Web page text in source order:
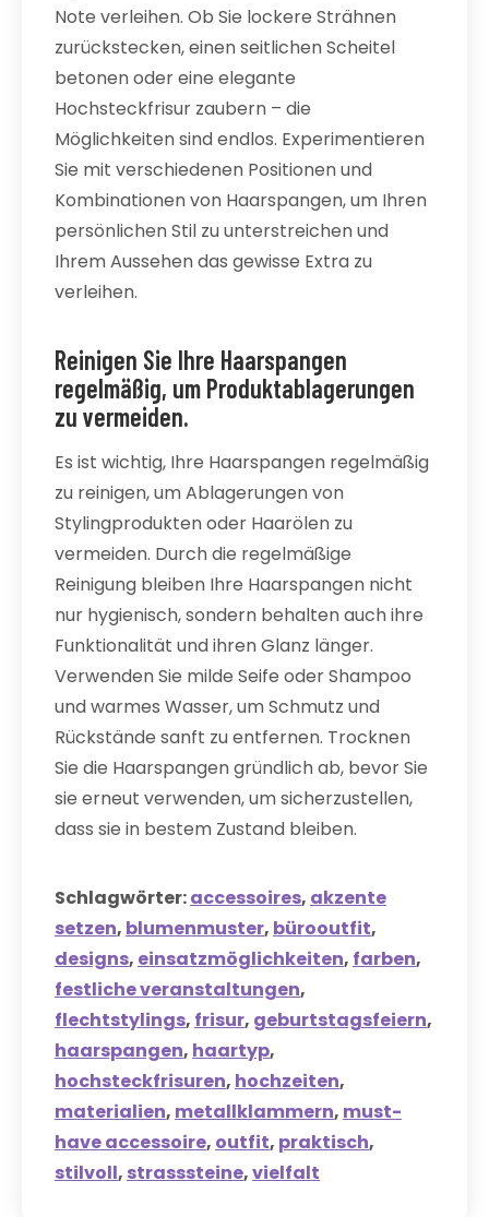
Note verleihen. Ob Sie lockere Strähnen
zurückstecken, einen seitlichen Scheitel
betonen oder eine elegante
Hochsteckfrisur zaubern – die
Möglichkeiten sind endlos. Experimentieren
Sie mit verschiedenen Positionen und
Kombinationen von Haarspangen, um Ihren
persönlichen Stil zu unterstreichen und
Ihrem Aussehen das gewisse Extra zu
verleihen.
Reinigen Sie Ihre Haarspangen
regelmäßig, um Produktablagerungen
zu vermeiden.
Es ist wichtig, Ihre Haarspangen regelmäßig
zu reinigen, um Ablagerungen von
Stylingprodukten oder Haarölen zu
vermeiden. Durch die regelmäßige
Reinigung bleiben Ihre Haarspangen nicht
nur hygienisch, sondern behalten auch ihre
Funktionalität und ihren Glanz länger.
Verwenden Sie milde Seife oder Shampoo
und warmes Wasser, um Schmutz und
Rückstände sanft zu entfernen. Trocknen
Sie die Haarspangen gründlich ab, bevor Sie
sie erneut verwenden, um sicherzustellen,
dass sie in bestem Zustand bleiben.
Schlagwörter:accessoires, akzente
setzen, blumenmuster, bürooutfit,
designs, einsatzmöglichkeiten, farben,
festliche veranstaltungen,
flechtstylings, frisur, geburtstagsfeiern,
haarspangen, haartyp,
hochsteckfrisuren, hochzeiten,
materialien, metallklammern, must-
have accessoire, outfit, praktisch,
stilvoll, strasssteine,vielfalt